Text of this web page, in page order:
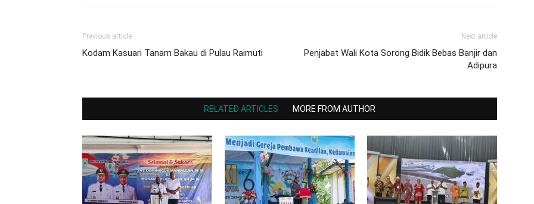
Previous article
Kodam Kasuari Tanam Bakau di Pulau Raimuti
Next article
Penjabat Wali Kota Sorong Bidik Bebas Banjir dan
Adipura
RELATED ARTICLES MORE FROM AUTHOR